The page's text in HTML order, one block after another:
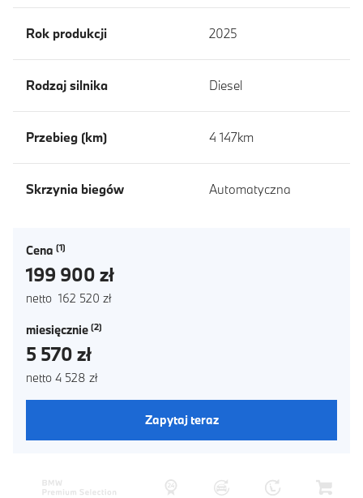
Rok produkcji 2025
Rodzaj silnika Diesel
Przebieg (km) 4 147km
Skrzynia biegów Automatyczna
Cena
199 900 zł
netto 162 520 zł
miesięcznie
5 570 zł
netto 4 528 zł
Zapytaj teraz